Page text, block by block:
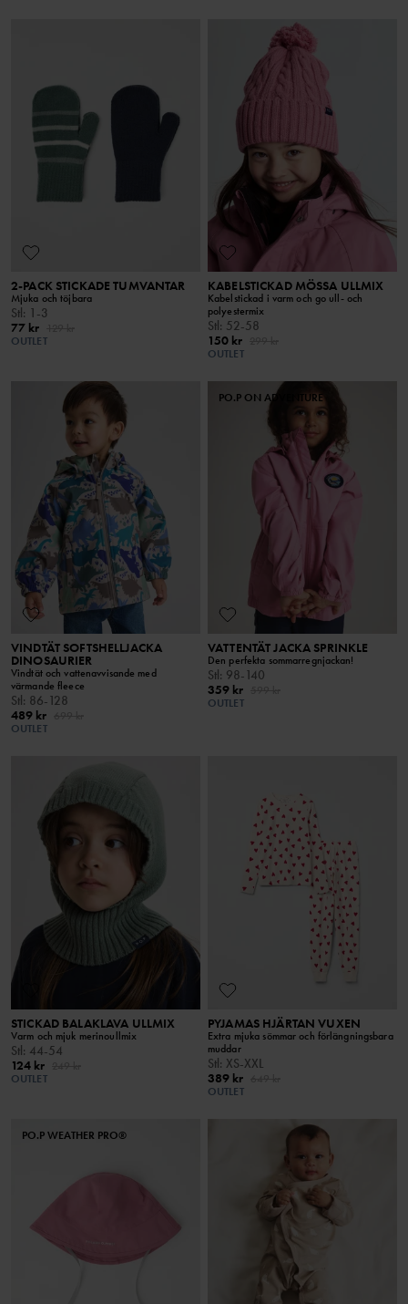
2-PACK STICKADE TUMVANTAR
Mjuka och töjbara
Stl: 1-3
77 kr
OUTLET
KABELSTICKAD MÖSSA ULLMIX
Kabelstickad i varm och go ull- och
polyestermix
Stl: 52-58
150 kr
OUTLET
VINDTÄT SOFTSHELLJACKA
DINOSAURIER
Vindtät och vattenavvisande med
värmande fleece
Stl : 86-128
489 kr
OUTLET
PO.P ON ADVENTURE
VATTENTÄT JACKA SPRINKLE
Den perfekta sommarregnjackan!
Stl : 98-140
359 kr
OUTLET
STICKAD BALAKLAVA ULLMIX
Varm och mjuk merinoullmix
Stl: 44-54
124 kr
OUTLET
PYJAMAS HJÄRTAN VUXEN
Extra mjuka sömmar och förlängningsbara
muddar
Stl: XS-XXL
389 kr
OUTLET
PO.P WEATHER PRO®